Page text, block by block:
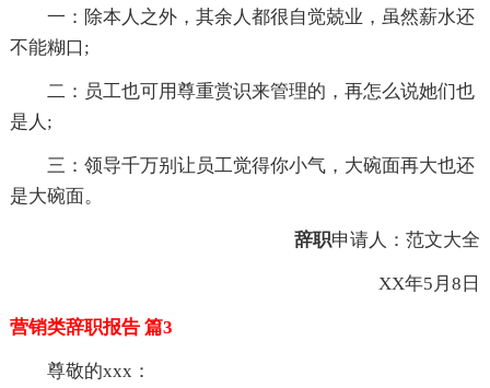
一：除本人之外，其余人都很自觉兢业，虽然薪水还
不能糊口;
二：员工也可用尊重赏识来管理的，再怎么说她们也
是人;
三：领导千万别让员工觉得你小气，大碗面再大也还
是大碗面。
辞职申请人：范文大全
XX年5月8日
营销类辞职报告 篇3
尊敬的xxx：